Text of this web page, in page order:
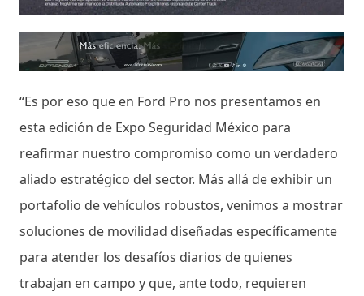
“Es por eso que en Ford Pro nos presentamos en
esta edición de Expo Seguridad México para
reafirmar nuestro compromiso como un verdadero
aliado estratégico del sector. Más allá de exhibir un
portafolio de vehículos robustos, venimos a mostrar
soluciones de movilidad diseñadas específicamente
para atender los desafíos diarios de quienes
trabajan en campo y que, ante todo, requieren